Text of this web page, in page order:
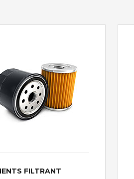
FILTRANT